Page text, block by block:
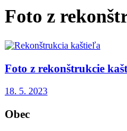
Foto z
Foto z rekonštrukcie
18. 5. 2023
Obec